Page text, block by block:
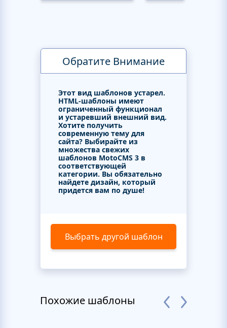
Обратите Внимание
Этот вид шаблонов устарел.
HTML-шаблоны имеют
ограниченный функционал
и устаревший внешний вид.
Хотите получить
современную тему для
сайта? Выбирайте из
множества свежих
шаблонов MotoCMS 3 в
соответствующей
категории. Вы обязательно
найдете дизайн, который
придется вам по душе!
Выбрать другой шаблон
Похожие шаблоны